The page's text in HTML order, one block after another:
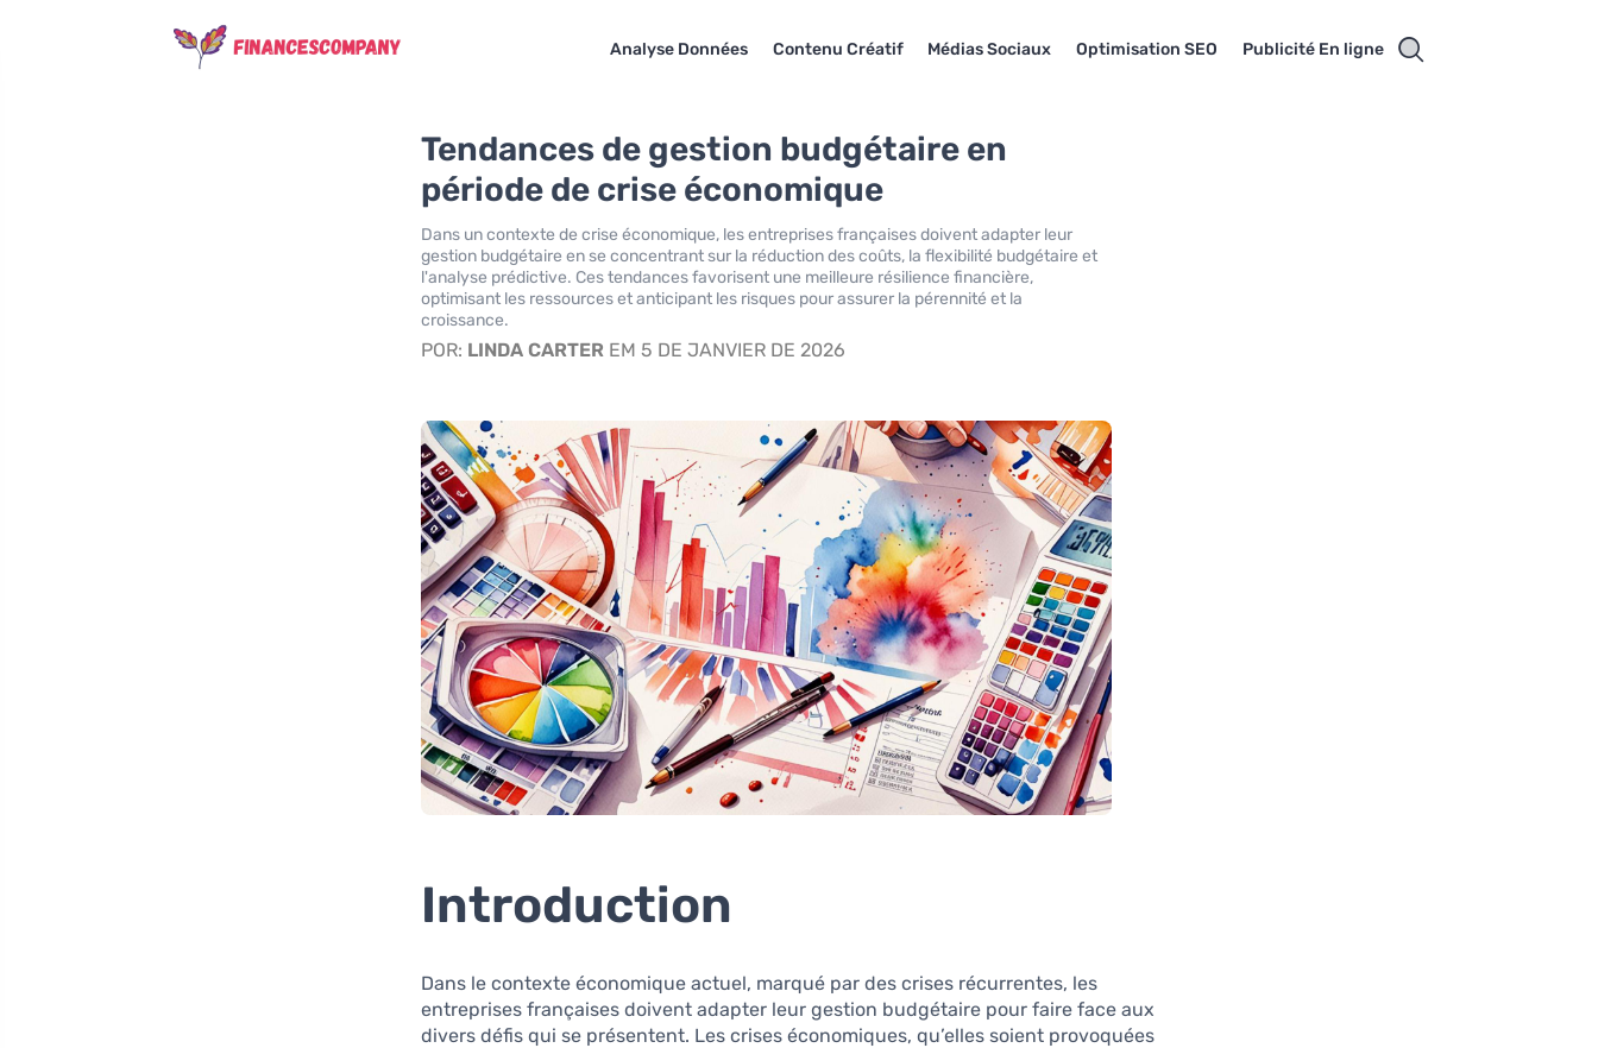
Analyse Données Contenu Créatif Médias Sociaux Optimisation SEO Publicité En ligne
Tendances de gestion budgétaire en
période de crise économique
Dans un contexte de crise économique, les entreprises françaises doivent adapter leur
gestion budgétaire en se concentrant sur la réduction des coûts, la flexibilité budgétaire et
l'analyse prédictive. Ces tendances favorisent une meilleure résilience financière,
optimisant les ressources et anticipant les risques pour assurer la pérennité et la
croissance.
POR: LINDA CARTER EM 5 DE JANVIER DE 2026
Introduction
Dans le contexte économique actuel, marqué par des crises récurrentes, les
entreprises françaises doivent adapter leur gestion budgétaire pour faire face aux
divers défis qui se présentent. Les crises économiques, qu’elles soient provoquées